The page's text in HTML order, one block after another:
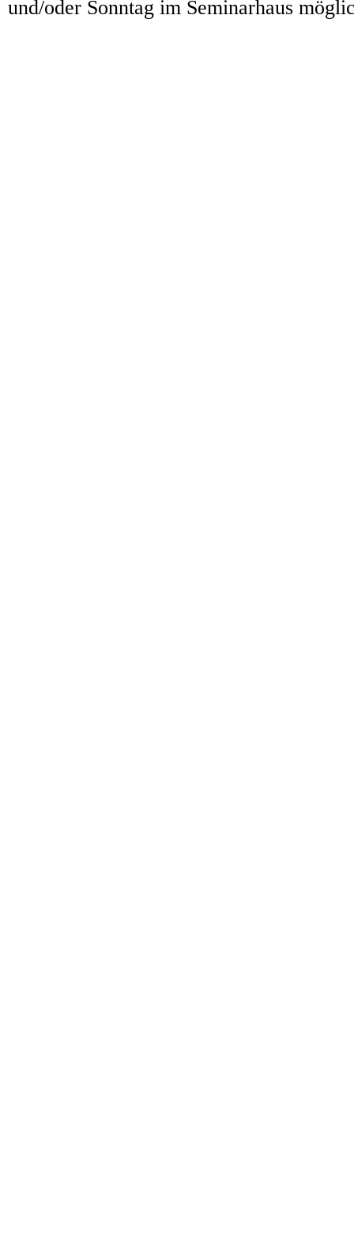
und/oder Sonntag im Seminarhaus